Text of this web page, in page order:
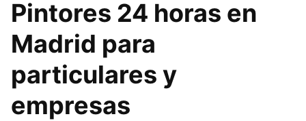
Pintores 24 horas en
Madrid para
particulares y
empresas